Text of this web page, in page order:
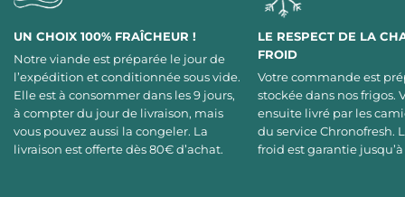
UN CHOIX 100% FRAÎCHEUR !
Notre viande est préparée le jour de
l’expédition et conditionnée sous vide.
Elle est à consommer dans les 9 jours,
à compter du jour de livraison, mais
vous pouvez aussi la congeler. La
livraison est offerte dès 80€ d’achat.
LE RESPECT DE LA
FROID
Votre commande est
stockée dans nos frigos.
ensuite livré par les
du service Chronofresh.
froid est garantie